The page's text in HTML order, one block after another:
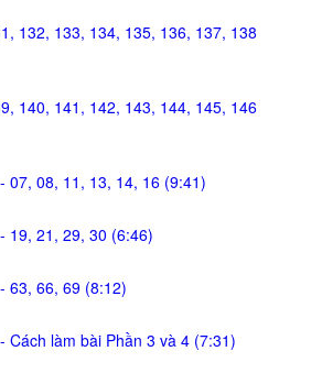
132, 133, 134, 135, 136, 137, 138
140, 141, 142, 143, 144, 145, 146
07, 08, 11, 13, 14, 16 (9:41)
19, 21, 29, 30 (6:46)
63, 66, 69 (8:12)
Cách làm bài Phần 3 và 4 (7:31)